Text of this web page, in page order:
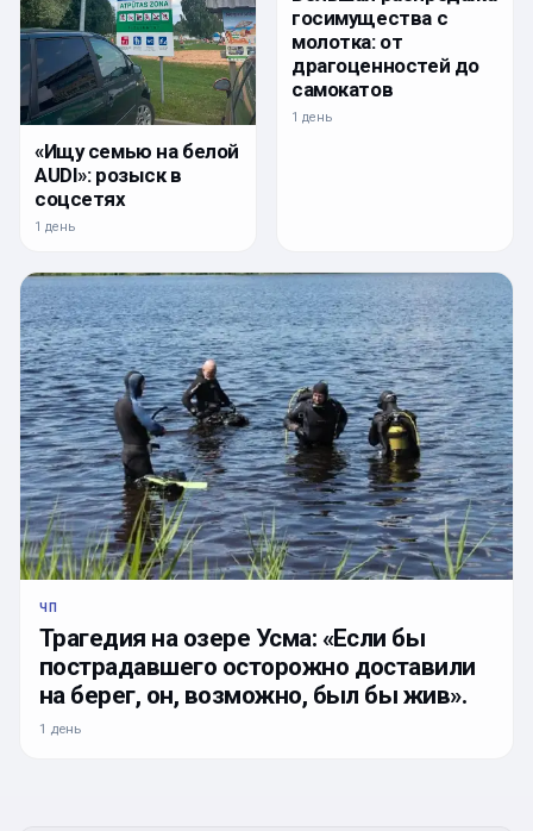
«Ищу семью на белой
AUDI»: розыск в
соцсетях
1 день
госимущества с
молотка: от
драгоценностей до
самокатов
1 день
ЧП
Трагедия на озере Усма: «Если бы
пострадавшего осторожно доставили
на берег, он, возможно, был бы жив».
1 день